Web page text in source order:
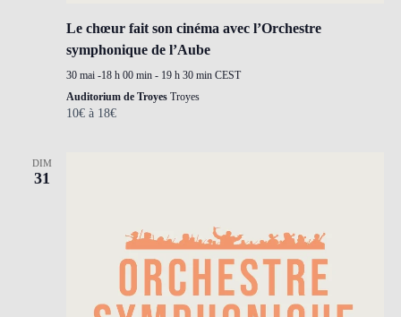
Le chœur fait son cinéma avec l’Orchestre
symphonique de l’Aube
30 mai -18 h 00 min- 19 h 30 min CEST
Auditorium de Troyes Troyes
10€ à 18€
DIM
31